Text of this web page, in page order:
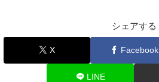
シェアする
X Facebook
LINE